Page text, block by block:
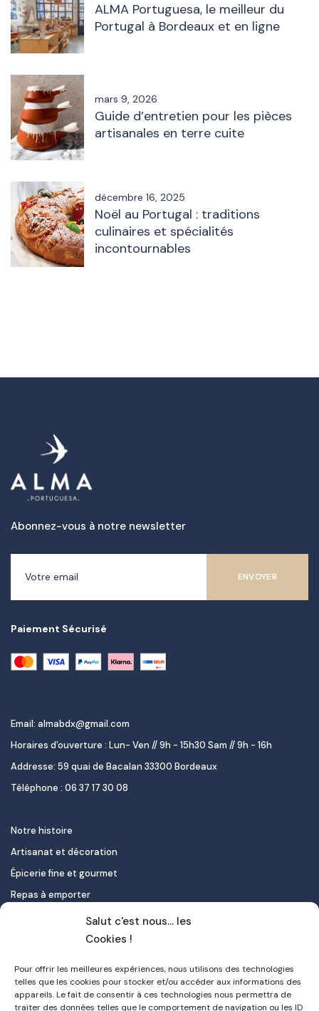
Salut c'est nous... les
Cookies !
Pour offrir les meilleures expériences, nous utilisons des technologies
telles que les cookies pour stocker et/ou accéder aux informations des
appareils. Le fait de consentir à ces technologies nous permettra de
traiter des données telles que le comportement de navigation ou les ID
ALMA Portuguesa, le meilleur du
Portugal à Bordeaux et en ligne
mars 9, 2026
Guide d’entretien pour les pièces
artisanales en terre cuite
décembre 16, 2025
Noël au Portugal : traditions
culinaires et spécialités
incontournables
Abonnez-vous à notre newsletter
Paiement Sécurisé
Email: almabdx@gmail.com
Horaires d'ouverture : Lun- Ven // 9h - 15h30 Sam // 9h - 16h
Addresse: 59 quai de Bacalan 33300 Bordeaux
Téléphone : 06 37 17 30 08
Notre histoire
Artisanat et décoration
Épicerie fine et gourmet
Repas à emporter
Le pastel de nata
Contact
Mon compte